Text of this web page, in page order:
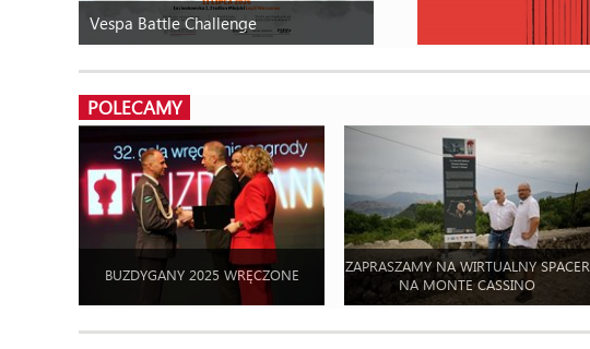
Vespa Battle Challenge
POLECAMY
BUZDYGANY 2025 WRĘCZONE
ZAPRASZAMY NA WIRTUALNY SPACER
NA MONTE CASSINO